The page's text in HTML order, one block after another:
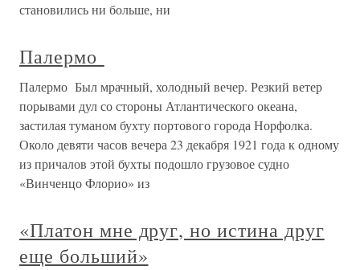
становились ни больше, ни
Палермо
Палермо Был мрачный, холодный вечер. Резкий ветер
порывами дул со стороны Атлантического океана,
застилая туманом бухту портового города Норфолка.
Около девяти часов вечера 23 декабря 1921 года к одному
из причалов этой бухты подошло грузовое судно
«Винченцо Флорио» из
«Платон мне друг, но истина друг
еще больший»